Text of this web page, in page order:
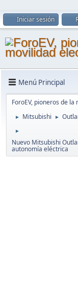
Iniciar sesión
Menú Principal
ForoEV, pioneros de
► Mitsubishi ►
►
Nuevo Mitsubishi
autonomía eléctrica